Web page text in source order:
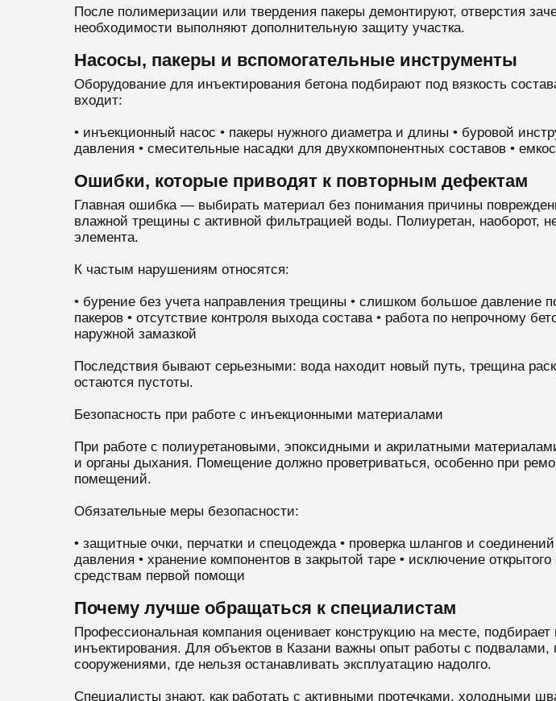
После полимеризации или твердения пакеры демонтируют, отверстия
необходимости выполняют дополнительную защиту участка.
Насосы, пакеры и вспомогательные инструменты
Оборудование для инъектирования бетона подбирают под вязкость
входит:
• инъекционный насос • пакеры нужного диаметра и длины • буровой
давления • смесительные насадки для двухкомпонентных составов •
Ошибки, которые приводят к повторным дефектам
Главная ошибка — выбирать материал без понимания причины
влажной трещины с активной фильтрацией воды. Полиуретан, наоборот,
элемента.
К частым нарушениям относятся:
• бурение без учета направления трещины • слишком большое давление
пакеров • отсутствие контроля выхода состава • работа по непрочному
наружной замазкой
Последствия бывают серьезными: вода находит новый путь, трещина
остаются пустоты.
Безопасность при работе с инъекционными материалами
При работе с полиуретановыми, эпоксидными и акрилатными
и органы дыхания. Помещение должно проветриваться, особенно при
помещений.
Обязательные меры безопасности:
• защитные очки, перчатки и спецодежда • проверка шлангов и
давления • хранение компонентов в закрытой таре • исключение
средствам первой помощи
Почему лучше обращаться к специалистам
Профессиональная компания оценивает конструкцию на месте,
инъектирования. Для объектов в Казани важны опыт работы с
сооружениями, где нельзя останавливать эксплуатацию надолго.
Специалисты знают, как работать с активными протечками, холодными